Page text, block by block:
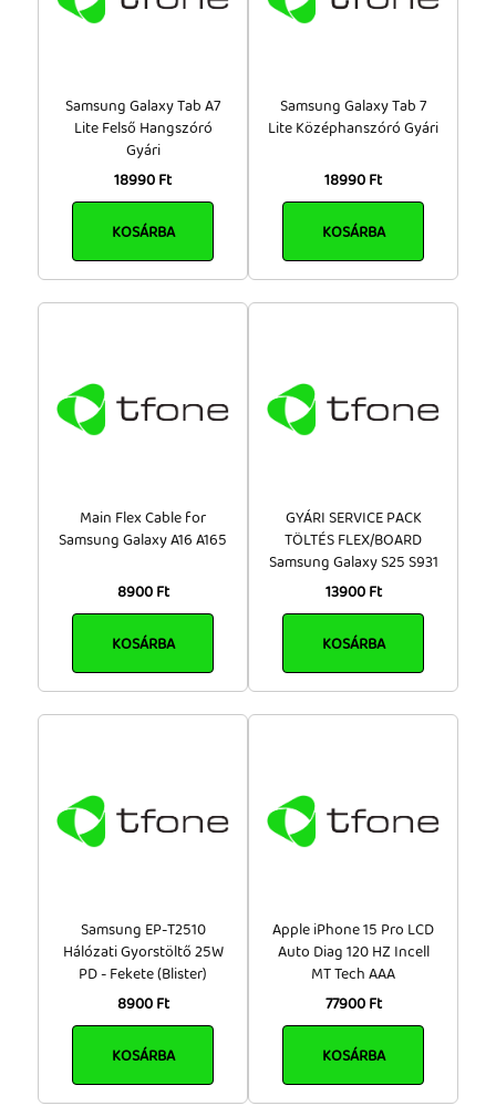
Samsung Galaxy Tab A7
Lite Felső Hangszóró
Gyári
18990 Ft
KOSÁRBA
Samsung Galaxy Tab 7
Lite Középhanszóró Gyári
18990 Ft
KOSÁRBA
Main Flex Cable for
Samsung Galaxy A16 A165
8900 Ft
KOSÁRBA
GYÁRI SERVICE PACK
TÖLTÉS FLEX/BOARD
Samsung Galaxy S25 S931
13900 Ft
KOSÁRBA
Samsung EP-T2510
Hálózati Gyorstöltő 25W
PD - Fekete (Blister)
8900 Ft
KOSÁRBA
Apple iPhone 15 Pro LCD
Auto Diag 120 HZ Incell
MT Tech AAA
77900 Ft
KOSÁRBA